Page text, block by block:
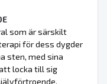
som är särskilt
för dess dygder
sten, med sina
locka till sig